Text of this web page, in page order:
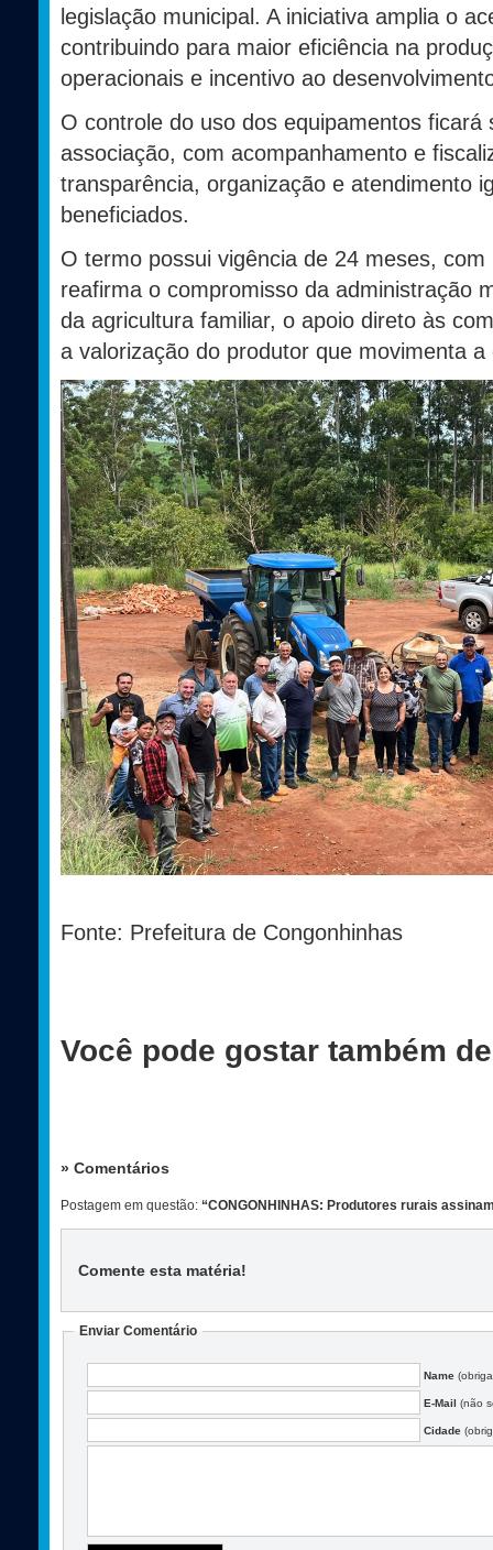
legislação municipal. A iniciativa amplia o
contribuindo para maior eficiência na
operacionais e incentivo ao
O controle do uso dos equipamentos ficará
associação, com acompanhamento e
transparência, organização e atendimento
beneficiados.
O termo possui vigência de 24 meses,
reafirma o compromisso da administração
da agricultura familiar, o apoio direto às
a valorização do produtor que movimenta a
Fonte: Prefeitura de Congonhinhas
Você pode gostar também
» Comentários
Postagem em questão: “CONGONHINHAS: Produtores rurais
Comente esta matéria!
Enviar Comentário
Name
E-Mail (não
Cidade